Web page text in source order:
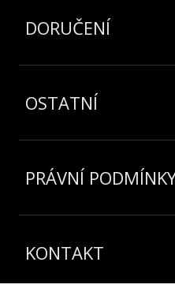
DORUČENÍ
OSTATNÍ
PRÁVNÍ
KONTAKT